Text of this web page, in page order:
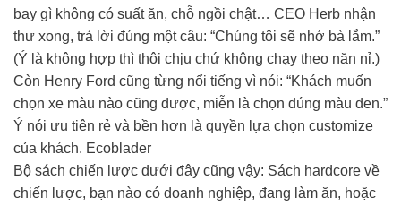
bay gì không có suất ăn, chỗ ngồi chật… CEO Herb nhận
thư xong, trả lời đúng một câu: “Chúng tôi sẽ nhớ bà lắm.”
(Ý là không hợp thì thôi chịu chứ không chạy theo năn nỉ.)
Còn Henry Ford cũng từng nổi tiếng vì nói: “Khách muốn
chọn xe màu nào cũng được, miễn là chọn đúng màu đen.”
Ý nói ưu tiên rẻ và bền hơn là quyền lựa chọn customize
của khách. Ecoblader
Bộ sách chiến lược dưới đây cũng vậy: Sách hardcore về
chiến lược, bạn nào có doanh nghiệp, đang làm ăn, hoặc